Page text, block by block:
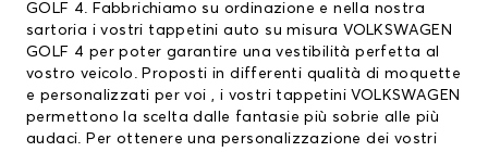
GOLF 4. Fabbrichiamo su ordinazione e nella nostra
sartoria i vostri tappetini auto su misura VOLKSWAGEN
GOLF 4 per poter garantire una vestibilità perfetta al
vostro veicolo. Proposti in differenti qualità di moquette
e personalizzati per voi , i vostri tappetini VOLKSWAGEN
permettono la scelta dalle fantasie più sobrie alle più
audaci. Per ottenere una personalizzazione dei vostri